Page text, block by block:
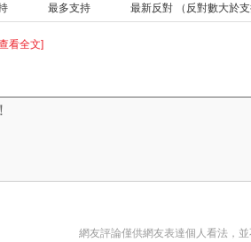
最多支持 最新反對 （反對數大於
看全文]
網友評論僅供網友表達個人看法，